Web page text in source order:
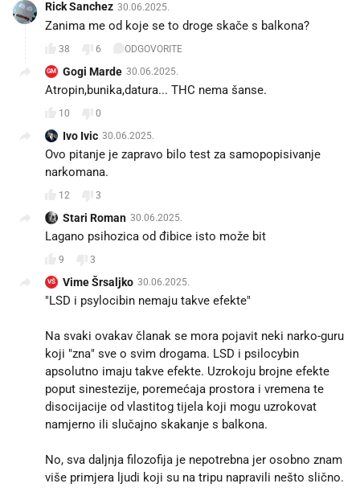
Rick Sanchez 30.06.2025.
Zanima me od koje se to droge skače s balkona?
38 6 ODGOVORITE
GM Gogi Marde 30.06.2025.
Atropin,bunika,datura... THC nema šanse.
10 0
Ivo Ivic 30.06.2025.
Ovo pitanje je zapravo bilo test za samopopisivanje
narkomana.
12 3
Stari Roman 30.06.2025.
Lagano psihozica od đibice isto može bit
9 3
VŠ Vime Šrsaljko 30.06.2025.
"LSD i psylocibin nemaju takve efekte"
Na svaki ovakav članak se mora pojavit neki narko-guru
koji "zna" sve o svim drogama. LSD i psilocybin
apsolutno imaju takve efekte. Uzrokoju brojne efekte
poput sinestezije, poremećaja prostora i vremena te
disocijacije od vlastitog tijela koji mogu uzrokovat
namjerno ili slučajno skakanje s balkona.
No, sva daljnja filozofija je nepotrebna jer osobno znam
više primjera ljudi koji su na tripu napravili nešto slično.